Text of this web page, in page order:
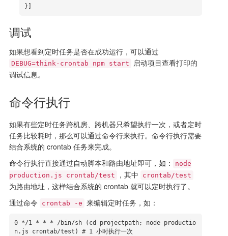
}]
调试
如果想看到定时任务是否在成功运行，可以通过
DEBUG=think-crontab npm start
启动项目查看打印的
调试信息。
命令行执行
如果有些定时任务跨机房、跨机器只希望执行一次，或者定时
任务比较耗时，那么可以通过命令行来执行。命令行执行需要
结合系统的 crontab 任务来完成。
命令行执行直接通过自动脚本和路由地址即可，如：
node
production.js crontab/test
，其中 crontab/test
为路由地址，这样结合系统的 crontab 就可以定时执行了。
通过命令
crontab -e 来编辑定时任务，如：
0 */1 * * * /bin/sh (cd projectpath; node productio
n.js crontab/test) # 1 小时执行一次